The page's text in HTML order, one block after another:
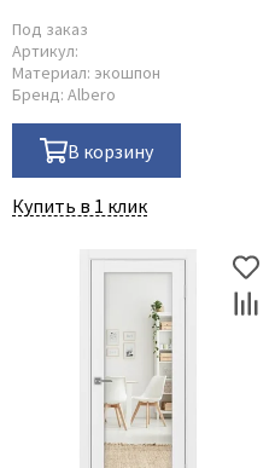
Под заказ
Артикул:
Материал: экошпон
Бренд: Albero
В корзину
Купить в 1 клик